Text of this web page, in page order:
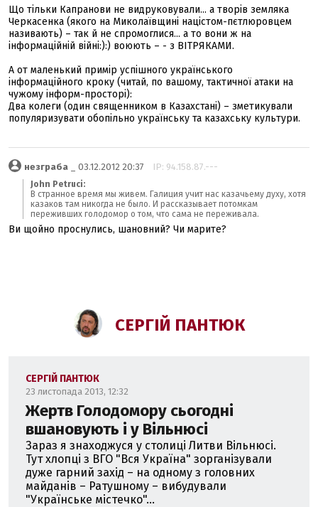
Що тільки Капранови не видруковували... а творів земляка
Черкасенка (якого на Миколаївщині націстом-пєтлюровцем
називають) – так й не спромоглися... а то вони ж на
інформаційній війні:):) воюють – - з ВІТРЯКАМИ.
А от маленький примір успішного українського
інформаційного кроку (читай, по вашому, тактичної атаки на
чужому інформ-просторі):
Два колеги (один священником в Казахстані) – зметикували
популяризувати обопільно українську та казахську культури.
незграба _ 03.12.2012 20:37 IP: 94.158.87.---
John Petruci:
В странное время мы живем. Галиция учит нас казачьему духу, хотя
казаков там никогда не было. И рассказывает потомкам
переживших голодомор о том, что сама не переживала.
Ви щойно проснулись, шановний? Чи марите?
СЕРГІЙ ПАНТЮК
СЕРГІЙ ПАНТЮК
23 листопада 2013, 12:32
Жертв Голодомору сьогодні
вшановують і у Вільнюсі
Зараз я знаходжуся у столиці Литви Вільнюсі.
Тут хлопці з ВГО "Вся Україна" зорганізували
дуже гарний захід – на одному з головних
майданів – Ратушному – вибудували
"Українське містечко"...